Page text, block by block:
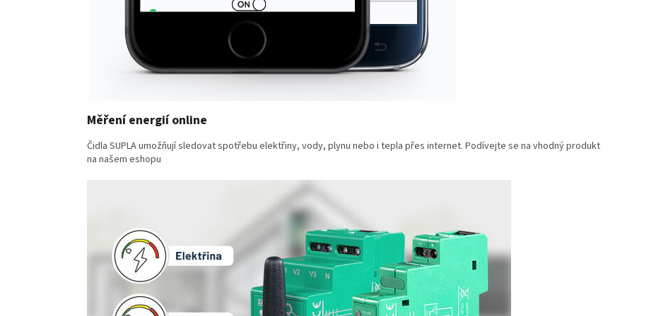
Měření energií online
Čidla SUPLA umožňují sledovat spotřebu elektřiny, vody, plynu nebo i tepla přes internet. Podívejte se na vhodný produkt
na našem eshopu